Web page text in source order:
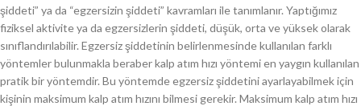
şiddeti” ya da “egzersizin şiddeti” kavramları ile tanımlanır. Yaptığımız
fiziksel aktivite ya da egzersizlerin şiddeti, düşük, orta ve yüksek olarak
sınıflandırılabilir. Egzersiz şiddetinin belirlenmesinde kullanılan farklı
yöntemler bulunmakla beraber kalp atım hızı yöntemi en yaygın kullanılan
pratik bir yöntemdir. Bu yöntemde egzersiz şiddetini ayarlayabilmek için
kişinin maksimum kalp atım hızını bilmesi gerekir. Maksimum kalp atım hızı